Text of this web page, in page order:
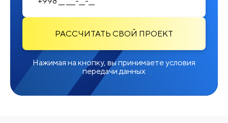
РАССЧИТАТЬ СВОЙ ПРОЕКТ
Нажимая на кнопку, вы принимаете условия
передачи данных